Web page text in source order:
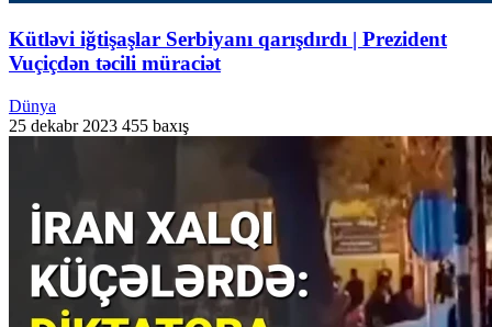
Kütləvi iğtişaşlar Serbiyanı qarışdırdı | Prezident
Vuçiçdən təcili müraciət
Dünya
25 dekabr 2023 455 baxış